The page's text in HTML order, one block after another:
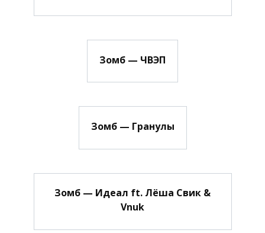
Зомб — ЧВЭП
Зомб — Гранулы
Зомб — Идеал ft. Лёша Свик &
Vnuk